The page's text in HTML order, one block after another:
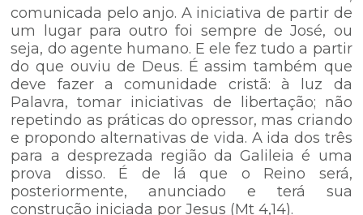
comunicada pelo anjo. A iniciativa de partir de
um lugar para outro foi sempre de José, ou
seja, do agente humano. E ele fez tudo a partir
do que ouviu de Deus. É assim também que
deve fazer a comunidade cristã: à luz da
Palavra, tomar iniciativas de libertação; não
repetindo as práticas do opressor, mas criando
e propondo alternativas de vida. A ida dos três
para a desprezada região da Galileia é uma
prova disso. É de lá que o Reino será,
posteriormente, anunciado e terá sua
construção iniciada por Jesus (Mt 4,14).